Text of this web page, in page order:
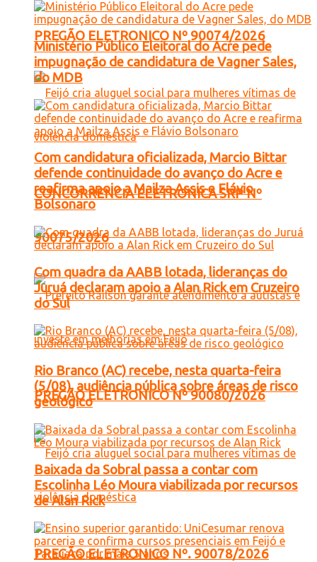
PREGÃO ELETRONICO Nº 90074/2026
CONCORRENCIA ELETRONICA SRP Nº
90075/2026
PREGÃO ELETRONICO Nº 90080/2026
PREGÃO ELETRONICO Nº. 90078/2026
Ministério Público Eleitoral do Acre pede
impugnação de candidatura de Vagner Sales,
do MDB
Com candidatura oficializada, Marcio Bittar
defende continuidade do avanço do Acre e
reafirma apoio a Mailza Assis e Flávio
Bolsonaro
Com quadra da AABB lotada, lideranças do
Juruá declaram apoio a Alan Rick em Cruzeiro
do Sul
Rio Branco (AC) recebe, nesta quarta-feira
(5/08), audiência pública sobre áreas de risco
geológico
Baixada da Sobral passa a contar com
Escolinha Léo Moura viabilizada por recursos
de Alan Rick